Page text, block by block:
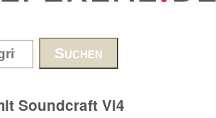
Soundcraft Vi4